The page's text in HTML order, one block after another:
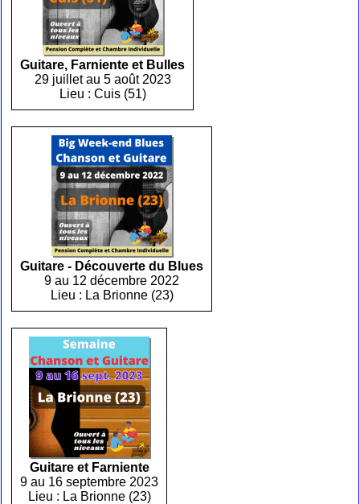
Guitare, Farniente et Bulles
29 juillet au 5 août 2023
Lieu : Cuis (51)
Guitare - Découverte du Blues
9 au 12 décembre 2022
Lieu : La Brionne (23)
Guitare et Farniente
9 au 16 septembre 2023
Lieu : La Brionne (23)